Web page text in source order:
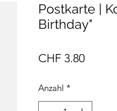
Postkarte |
Birthday"
CHF 3.80Preis
Anzahl *